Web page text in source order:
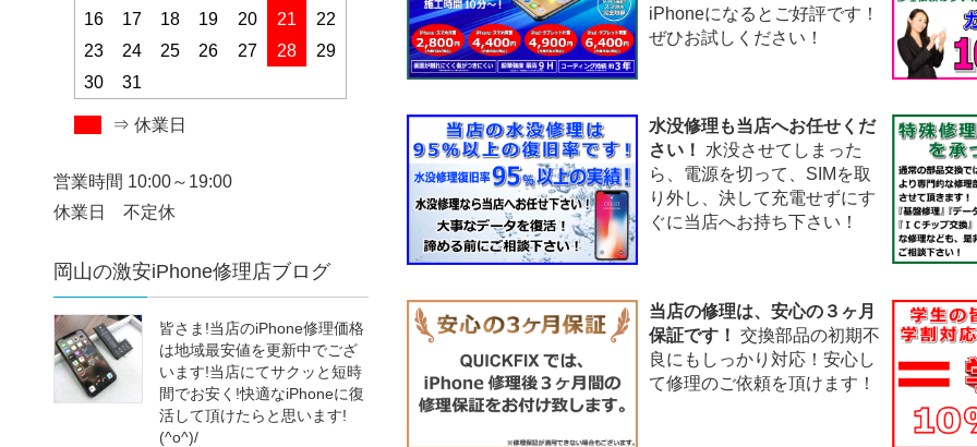
iPhoneになるとご好評です！
ぜひお試しください！
水没修理も当店へお任せくだ
さい！ 水没させてしまった
ら、電源を切って、SIMを取
り外し、決して充電せずにす
ぐに当店へお持ち下さい！
当店の修理は、安心の３ヶ月
保証です！交換部品の初期不
良にもしっかり対応！安心し
て修理のご依頼を頂けます！
16
17 18 19 20 21
22
23
24 25 26 27 28
29
30
31
⇒ 休業日
営業時間 10:00～19:00
休業日 不定休
岡山の激安iPhone修理店ブログ
皆さま!当店のiPhone修理価格
は地域最安値を更新中でござ
います!当店にてサクッと短時
間でお安く!快適なiPhoneに復
活して頂けたらと思います!
(^o^)/